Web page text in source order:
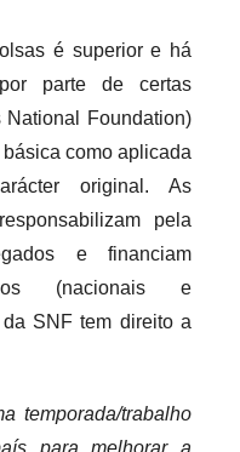
é superior e há
parte de certas
National Foundation)
como aplicada
original. As
pela
e financiam
(nacionais e
SNF tem direito a
temporada/trabalho
para melhorar a